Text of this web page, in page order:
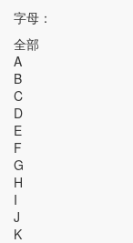
字母：
全部
A
B
C
D
E
F
G
H
I
J
K